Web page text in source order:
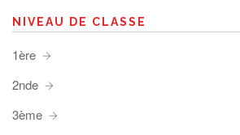
NIVEAU DE CLASSE
1ère
2nde
3ème